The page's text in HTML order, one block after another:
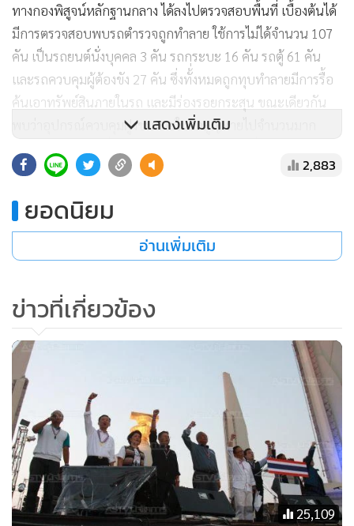
ทางกองพิสูจน์หลักฐานกลาง ได้ลงไปตรวจสอบพื้นที่ เบื้องต้นได้
มีการตรวจสอบพบรถตำรวจถูกทำลาย ใช้การไม่ได้จำนวน 107
คัน เป็นรถยนต์นั่งบุคคล 3 คัน รถกระบะ 16 คัน รถตู้ 61 คัน
และรถควบคุมผู้ต้องขัง 27 คัน ซึ่งทั้่งหมดถูกทุบทำลายมีการรื้อ
ค้นเอาทรัพย์สินภายในรถ และมีร่องรอยกระสุน ขณะเดียวกัน
พบว่าอุปกรณ์ควบคุมฝูงชนภายในรถสูญหายไปจำนวนมาก
น.ของวันที่ 26 ธ.ค. เจ้าหน้าที่ตำรวจ สน.สามเสน ได้จับกุม
พบชุดกากีคอพับของตำรวจ กระสุนขนาด 9 มม.จำนวน 15 นัด
ซองปืนกล็อก 1 ซอง ประทัดยักษ์ 2 ลูก ระเบิดปิงปอง 7 ลูก และ
พบถุงมือสนับศอกของตำรวจที่ใช้ควบคุมฝูงชน สอบสวนทราบ
ได้รับค่าจ้าง 500 บาท ซึ่งจะได้รับหน้ากากกันแก๊สน้ำตา ประทัด
ยักษ์ ระเบิดปิงปองอย่างละ 16 ลูก ซึ่งได้ใช้ไปแล้วบางส่วนเหลือ
เพียง 7 ลูกที่ถูกตำรวจยึดได้ ระหว่างที่เกิดเหตุชุลมุนได้เข้าไปทุบ
รถเพื่อเอาอุปกรณ์ภายในรถ
แสดงเพิ่มเติม
2,883
ยอดนิยม
อ่านเพิ่มเติม
ข่าวที่เกี่ยวข้อง
25,109